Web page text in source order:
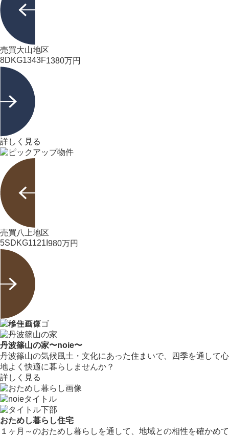
売買大山地区
8DKG1343F1380万円
詳しく見る
売買八上地区
5SDKG1121I 980万円
丹波篠山の家〜noie〜
丹波篠山の気候風土・文化にあった住まいで、四季を通して心
地よく快適に暮らしませんか？
詳しく見る
おためし暮らし住宅
１ヶ月～のおためし暮らしを通して、地域との相性を確かめて